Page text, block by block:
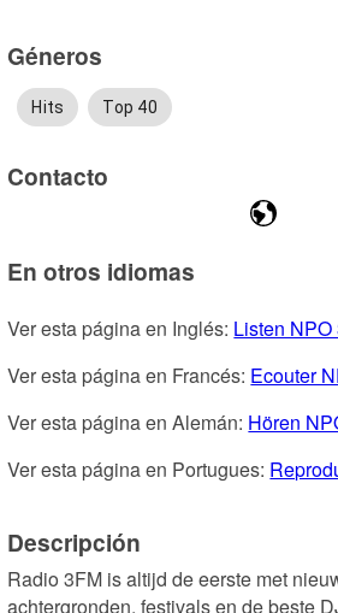
Géneros
Hits Top 40
Contacto
En otros idiomas
Ver esta página en Inglés: Listen
Ver esta página en Francés: Ecouter
Ver esta página en Alemán: Hören
Ver esta página en Portugues:
Descripción
Radio 3FM is altijd de eerste met
achtergronden, festivals en de beste